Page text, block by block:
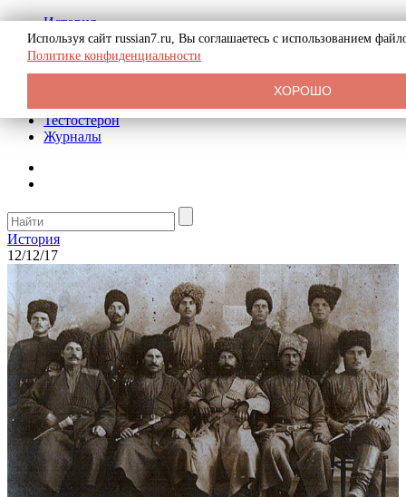
История
Биография
Криминал
Реклама на сайте
Тестостерон
Журналы
История
12/12/17
Используя сайт russian7.ru, Вы соглашаетесь с использованием
Политике конфиденциальности
ХОРОШО